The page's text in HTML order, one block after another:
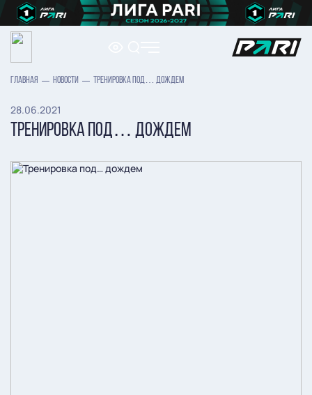
ГЛАВНАЯ НОВОСТИ ТРЕНИРОВКА ПОД… ДОЖДЕМ
28.06.2021
ТРЕНИРОВКА ПОД… ДОЖДЕМ